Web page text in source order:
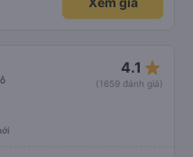
4.1 star_rate
(1659 đánh giá)